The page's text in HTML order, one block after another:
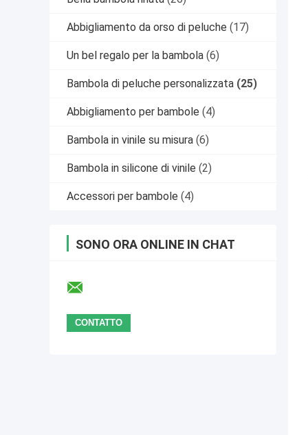
Abbigliamento da orso di peluche (17)
Un bel regalo per la bambola (6)
Bambola di peluche personalizzata (25)
Abbigliamento per bambole (4)
Bambola in vinile su misura (6)
Bambola in silicone di vinile (2)
Accessori per bambole (4)
SONO ORA ONLINE IN CHAT